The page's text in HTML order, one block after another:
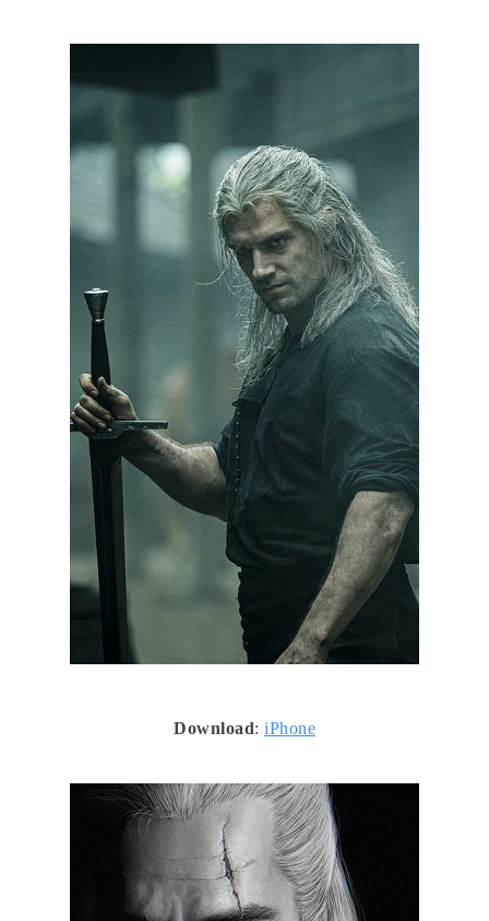
Download: iPhone